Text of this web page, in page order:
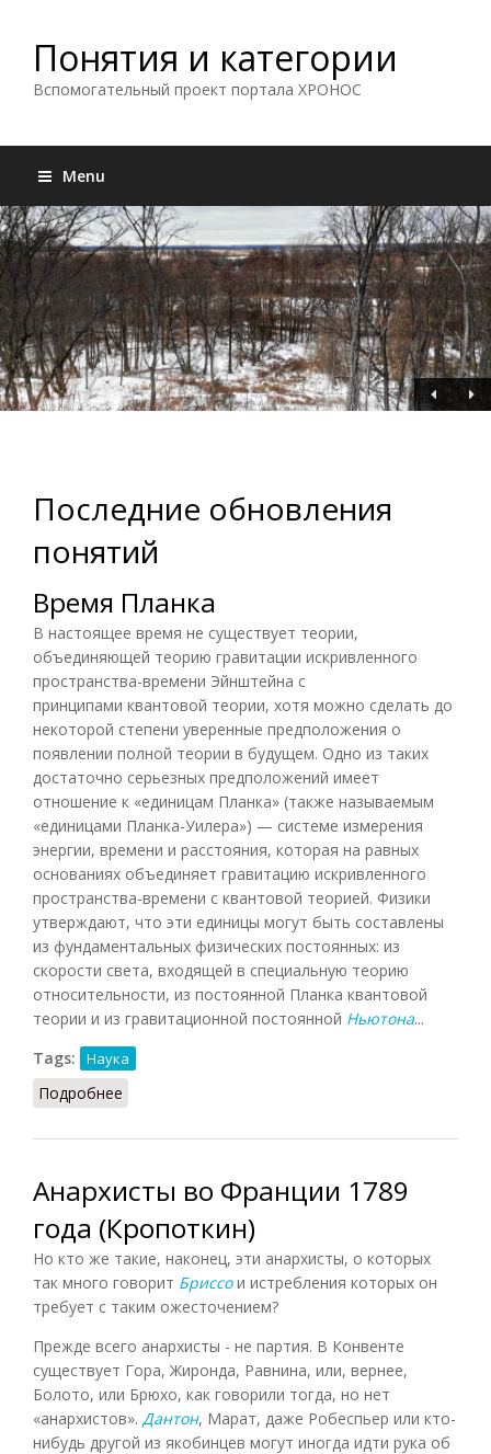
Понятия и категории
Вспомогательный проект портала ХРОНОС
Menu
Последние обновления
понятий
Время Планка
В настоящее время не существует теории,
объединяющей теорию гравитации искривленного
пространства-времени Эйнштейна с
принципами квантовой теории, хотя можно сделать до
некоторой степени уверенные предположения о
появлении полной теории в будущем. Одно из таких
достаточно серьезных предположений имеет
отношение к «единицам Планка» (также называемым
«единицами Планка-Уилера») — системе измерения
энергии, времени и расстояния, которая на равных
основаниях объединяет гравитацию искривленного
пространства-времени с квантовой теорией. Физики
утверждают, что эти единицы могут быть составлены
из фундаментальных физических постоянных: из
скорости света, входящей в специальную теорию
относительности, из постоянной Планка квантовой
теории и из гравитационной постоянной Ньютона...
Tags:
Наука
Подробнее
Анархисты во Франции 1789
года (Кропоткин)
Но кто же такие, наконец, эти анархисты, о которых
так много говорит Бриссои истребления которых он
требует с таким ожесточением?
Прежде всего анархисты - не партия. В Конвенте
существует Гора, Жиронда, Равнина, или, вернее,
Болото, или Брюхо, как говорили тогда, но нет
«анархистов». Дантон, Марат, даже Робеспьер или кто-
нибудь другой из якобинцев могут иногда идти рука об